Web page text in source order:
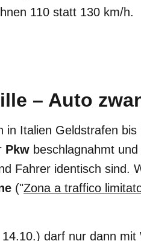
110 statt 130 km/h.
– Auto
in Italien Geldstrafen
Pkw beschlagnahmt und
Fahrer identisch sind.
("Zona a traffico
darf nur dann mit